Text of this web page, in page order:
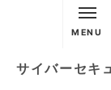
MENU
サイバーセキ